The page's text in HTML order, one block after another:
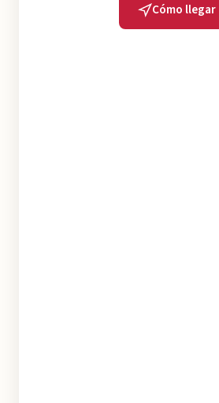
Cómo llegar